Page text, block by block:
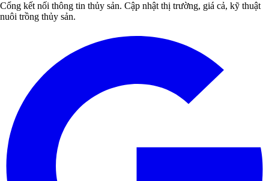
Cổng kết nối thông tin thủy sản. Cập nhật thị trường, giá cả, kỹ thuật
nuôi trồng thủy sản.